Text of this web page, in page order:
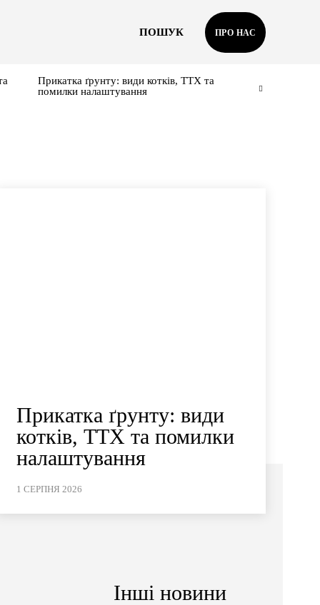
ПОШУК ПРО НАС
Прикатка ґрунту: види котків, ТТХ та
помилки налаштування
Прикатка ґрунту: види
котків, ТТХ та помилки
налаштування
1 СЕРПНЯ 2026
Інші новини